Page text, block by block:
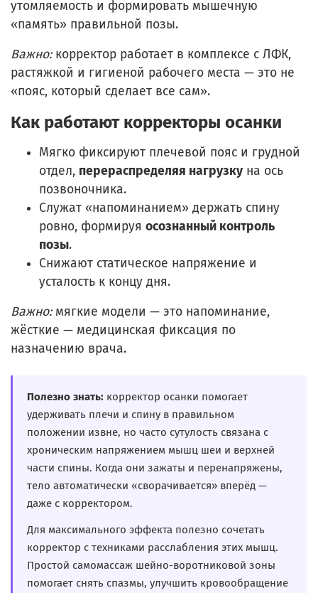
утомляемость и формировать мышечную
«память» правильной позы.
Важно:корректор работает в комплексе с ЛФК,
растяжкой и гигиеной рабочего места — это не
«пояс, который сделает все сам».
Как работают корректоры осанки
Мягко фиксируют плечевой пояс и грудной
отдел, перераспределяя нагрузку на ось
позвоночника.
Служат «напоминанием» держать спину
ровно, формируя осознанный контроль
позы.
Снижают статическое напряжение и
усталость к концу дня.
Важно:мягкие модели — это напоминание,
жёсткие — медицинская фиксация по
назначению врача.
Полезно знать: корректор осанки помогает
удерживать плечи и спину в правильном
положении извне, но часто сутулость связана с
хроническим напряжением мышц шеи и верхней
части спины. Когда они зажаты и перенапряжены,
тело автоматически «сворачивается» вперёд —
даже с корректором.
Для максимального эффекта полезно сочетать
корректор с техниками расслабления этих мышц.
Простой самомассаж шейно-воротниковой зоны
помогает снять спазмы, улучшить кровообращение